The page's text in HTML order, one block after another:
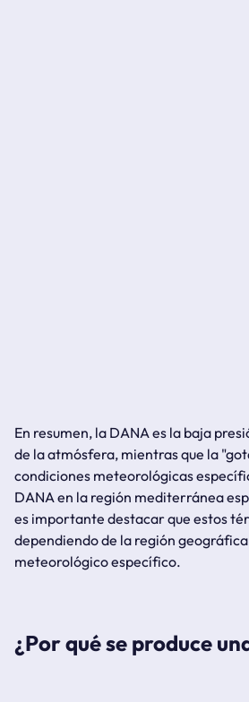
En resumen, la DANA es la baja
de la atmósfera, mientras que la
condiciones meteorológicas
DANA en la región mediterránea
es importante destacar que estos
dependiendo de la región
meteorológico específico.
¿Por qué se produce